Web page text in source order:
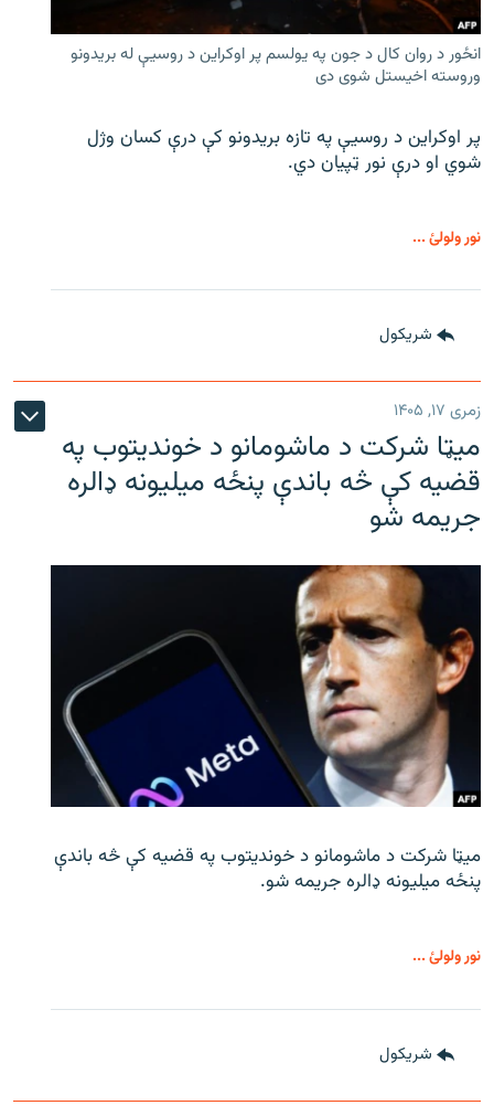
انځور د روان کال د جون په یولسم پر اوکراین د روسیې له بریدونو
وروسته اخیستل شوی دی
پر اوکراین د روسیې په تازه بریدونو کې درې کسان وژل
شوي او درې نور ټپیان دي.
نور ولولئ ...
شريکول
زمری ۱۷, ۱۴۰۵
میټا شرکت د ماشومانو د خوندیتوب په
قضیه کې څه باندې پنځه میلیونه ډالره
جریمه شو
میټا شرکت د ماشومانو د خوندیتوب په قضیه کې څه باندې
پنځه میلیونه ډالره جریمه شو.
نور ولولئ ...
شريکول